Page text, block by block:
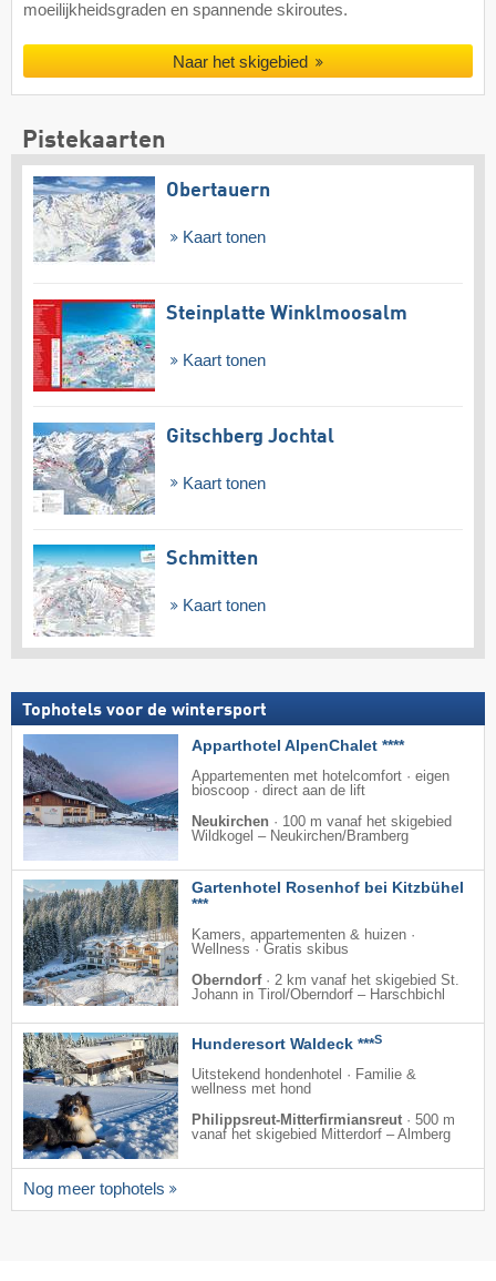
moeilijkheidsgraden en spannende skiroutes.
Naar het skigebied
Pistekaarten
Obertauern
Kaart tonen
Steinplatte Winklmoosalm
Kaart tonen
Gitschberg Jochtal
Kaart tonen
Schmitten
Kaart tonen
Tophotels voor de wintersport
Apparthotel AlpenChalet ****
Appartementen met hotelcomfort · eigen
bioscoop · direct aan de lift
Neukirchen · 100 m vanaf het skigebied
Wildkogel – Neukirchen/​Bramberg
Gartenhotel Rosenhof bei Kitzbühel
***
Kamers, appartementen & huizen ·
Wellness · Gratis skibus
Oberndorf · 2 km vanaf het skigebied St.
Johann in Tirol/​Oberndorf – Harschbichl
Hunderesort Waldeck ***S
Uitstekend hondenhotel · Familie &
wellness met hond
Philippsreut-Mitterfirmiansreut · 500 m
vanaf het skigebied Mitterdorf – Almberg
Nog meer tophotels